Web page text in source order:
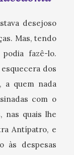
desejoso
Mas, tendo
fazê-lo.
dos
a quem nada
com o
nas quais lhe
Antípatro, e
às despesas